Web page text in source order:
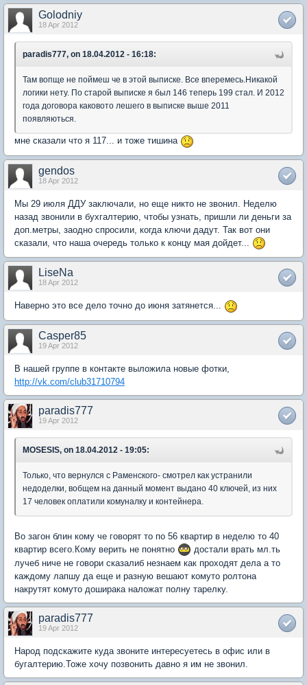
Golodniy
18 Apr 2012
paradis777, on 18.04.2012 - 16:18:
Там вопще не поймеш че в этой выписке. Все вперемесь.Никакой
логики нету. По старой выписке я был 146 теперь 199 стал. И 2012
года договора каковото лешего в выписке выше 2011
появляються.
мне сказали что я 117... и тоже тишина
gendos
18 Apr 2012
Мы 29 июля ДДУ заключали, но еще никто не звонил. Неделю
назад звонили в бухгалтерию, чтобы узнать, пришли ли деньги за
доп.метры, заодно спросили, когда ключи дадут. Так вот они
сказали, что наша очередь только к концу мая дойдет...
LiseNa
18 Apr 2012
Наверно это все дело точно до июня затянется...
Casper85
19 Apr 2012
В нашей группе в контакте выложила новые фотки,
http://vk.com/club31710794
paradis777
19 Apr 2012
MOSESIS, on 18.04.2012 - 19:05:
Только, что вернулся с Раменского- смотрел как устранили
недоделки, вобщем на данный момент выдано 40 ключей, из них
17 человек оплатили комуналку и контейнера.
Во загон блин кому че говорят то по 56 квартир в неделю то 40
квартир всего.Кому верить не понятно
достали врать мл.ть
лучеб ниче не говори сказалиб незнаем как проходят дела а то
каждому лапшу да еще и разную вешают комуто ролтона
накрутят комуто доширака наложат полну тарелку.
paradis777
19 Apr 2012
Народ подскажите куда звоните интересуетесь в офис или в
бугалтерию.Тоже хочу позвонить давно я им не звонил.